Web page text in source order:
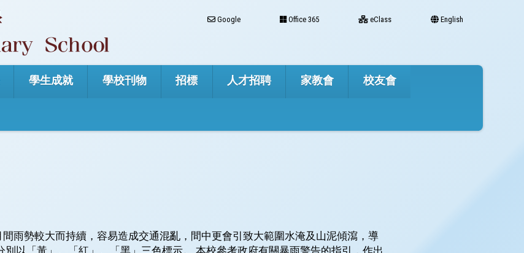
Google Office 365 eClass English
學生成就 學校刊物 招標 人才招聘 家教會 校友會